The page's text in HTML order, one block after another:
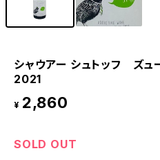
シャウアー シュトッフ ズュ
2021
¥ 2,860
SOLD OUT